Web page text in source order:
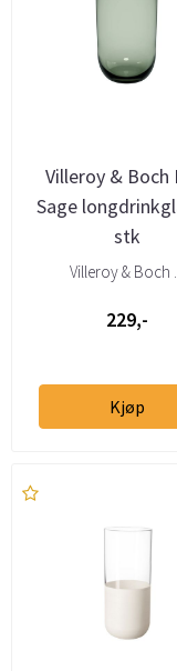
Villeroy & Boch
Sage
stk
Villeroy & Boch
229,-
Kjøp